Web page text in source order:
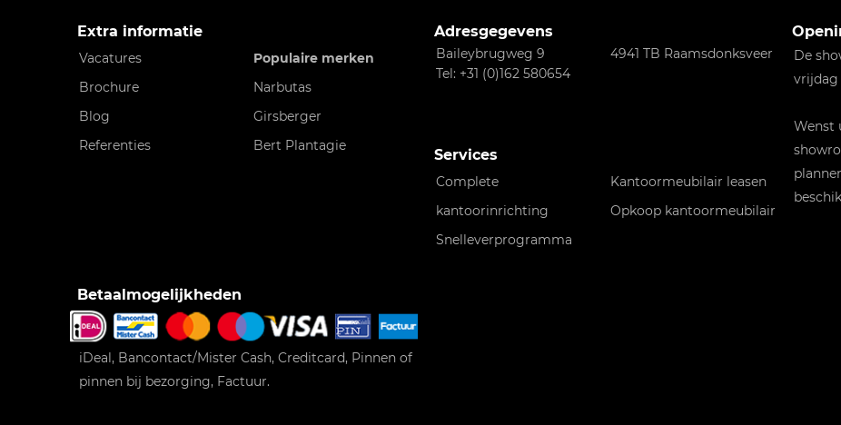
Extra informatie
Vacatures
Populaire merken
Brochure
Narbutas
Blog
Girsberger
Referenties
Bert Plantagie
Betaalmogelijkheden
iDeal, Bancontact/Mister Cash, Creditcard, Pinnen of
pinnen bij bezorging, Factuur.
Adresgegevens
Baileybrugweg 9
4941 TB Raamsdonksveer
Tel: +31 (0)162 580654
Services
Complete
kantoorinrichting
Kantoormeubilair leasen
Opkoop kantoormeubilair
Snelleverprogramma
De
vrijdag
Wenst